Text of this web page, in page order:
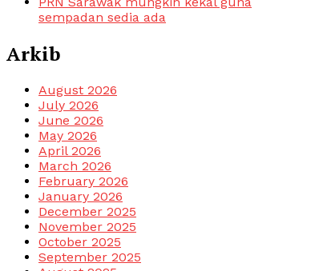
sempadan sedia ada
Arkib
August 2026
July 2026
June 2026
May 2026
April 2026
March 2026
February 2026
January 2026
December 2025
November 2025
October 2025
September 2025